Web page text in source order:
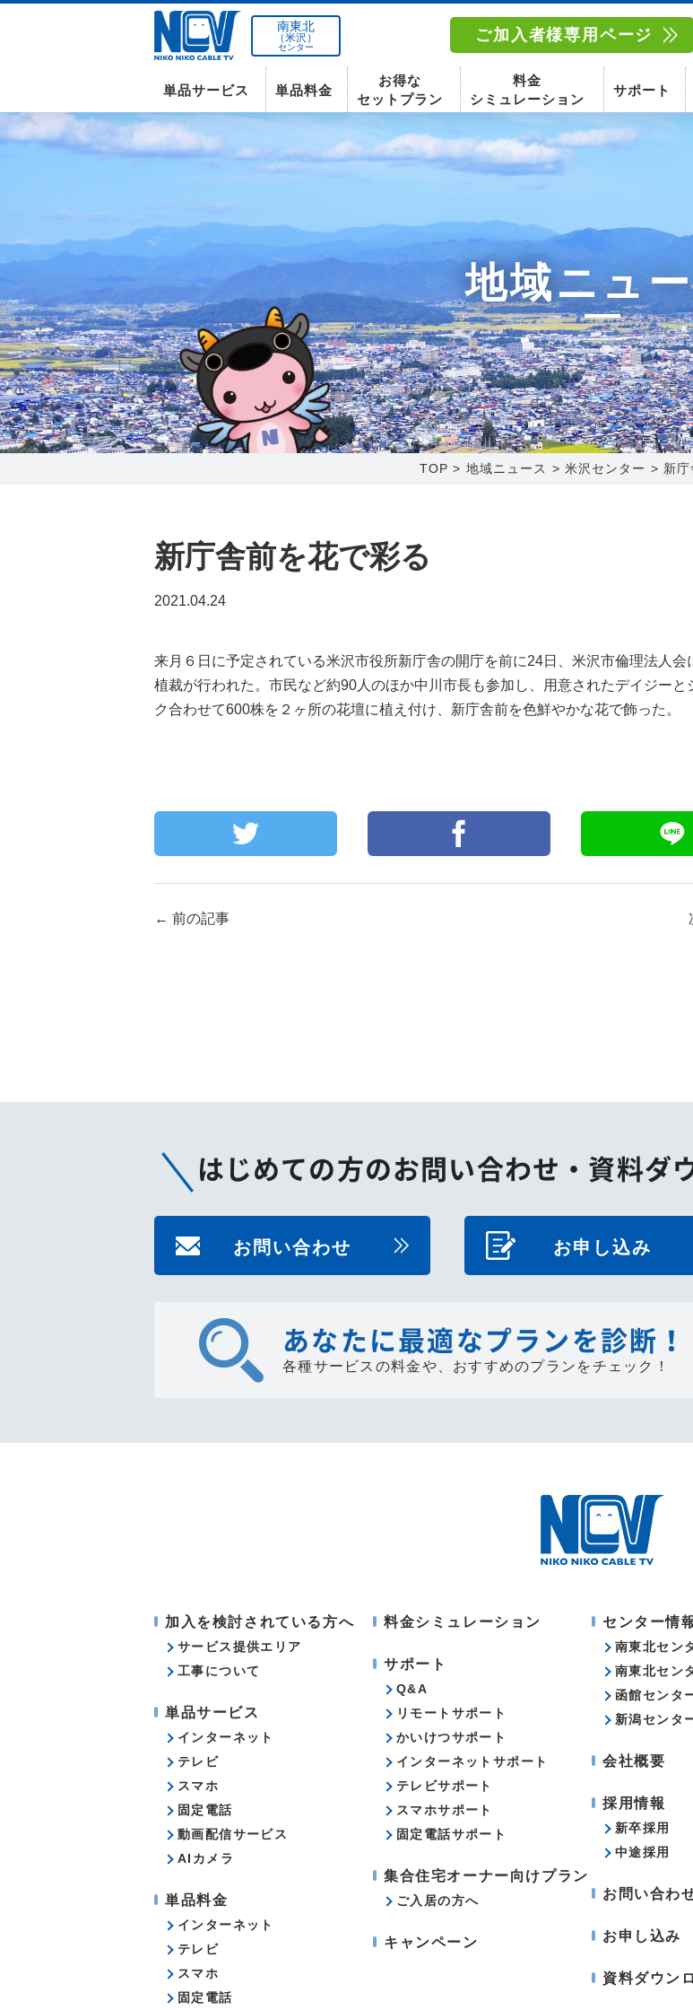
〒992-0044
山形県米沢市春日四丁目2-75
0238-24-2525
営業時間 9:00～18:00
〒960-8252
福島県福島
営業
北海道函館市桔梗町379-31
0138-34-2525
営業時間 9:00～18:00
新潟県新潟
営業
南東北
（米沢）
センター
ご加入者様専用ページ
単品サービス
インターネット スマホ 固定
単品料金
インターネット スマホ
お得な
セットプラン
料金
シミュレーション
サポート
〒992-0044
山形県米沢市春日四丁目2-75
0238-24-2525
営業時間 9:00～18:00
〒960-8252
福島県福島市御山字一本松17-1-1
0120-173-577
営業時間 9:15～18:00
番組情報
〒041-0801
北海道函館
営業
地域ニュ
TOP > 地域ニュース > 米沢センター > 新
新庁舎前を花で彩る
2021.04.24
来月６日に予定されている米沢市役所新庁舎の開庁を前に24日、米沢市倫理法人会
植裁が行われた。市民など約90人のほか中川市長も参加し、用意されたデイジーと
ク合わせて600株を２ヶ所の花壇に植え付け、新庁舎前を色鮮やかな花で飾った。
← 前の記事
はじめての方のお問い合わせ・ 資料ダ
お問い合わせ お申し込み
あなたに最適なプランを診断！
各種サービスの料金や、 おすすめのプランをチェック！
加入を検討されている方へ
サービス提供エリア
工事について
単品サービス
インターネット
テレビ
スマホ
固定電話
動画配信サービス
AIカメラ
単品料金
インターネット
テレビ
スマホ
固定電話
料金シミュレーション
サポート
Q&A
リモートサポート
かいけつサポート
インターネットサポート
テレビサポート
スマホサポート
固定電話サポート
集合住宅オーナー向けプラン
ご入居の方へ
キャンペーン
センター情
南東北セン
南東北セン
函館センタ
新潟センタ
会社概要
採用情報
新卒採用
中途採用
お問い合わ
お申し込み
資料ダウン